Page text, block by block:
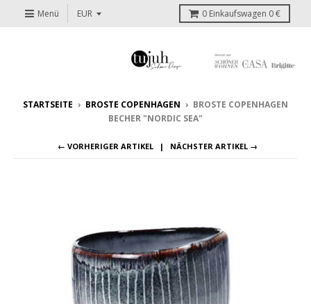
Menü 0 Einkaufswagen 0 €
STARTSEITE › BROSTE COPENHAGEN › BROSTE COPENHAGEN
BECHER "NORDIC SEA"
← VORHERIGER ARTIKEL NÄCHSTER ARTIKEL →